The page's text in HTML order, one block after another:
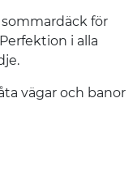
för
i alla
vägar och banor